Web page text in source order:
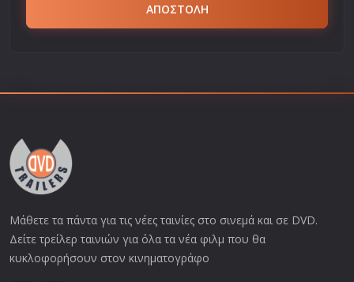
ΑΠΟΣΤΟΛΗ
Μάθετε τα πάντα για τις νέες ταινίες στο σινεμά και σε DVD.
Δείτε τρείλερ ταινιών για όλα τα νέα φιλμ που θα
κυκλοφορήσουν στον κινηματογράφο